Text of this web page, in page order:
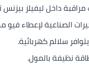
داخل ليفيلز بيزنس
الصناعية لإعطاء فيو
سلالم كهربائية.
نظيفة بالمول.